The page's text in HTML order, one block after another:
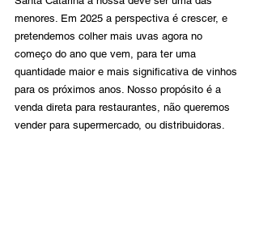
menores. Em 2025 a perspectiva é crescer, e
pretendemos colher mais uvas agora no
começo do ano que vem, para ter uma
quantidade maior e mais significativa de vinhos
para os próximos anos. Nosso propósito é a
venda direta para restaurantes, não queremos
vender para supermercado, ou distribuidoras.